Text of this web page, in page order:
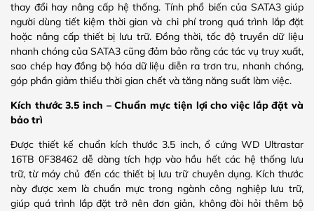
thay đổi hay nâng cấp hệ thống. Tính phổ biến của SATA3 giúp
người dùng tiết kiệm thời gian và chi phí trong quá trình lắp đặt
hoặc nâng cấp thiết bị lưu trữ. Đồng thời, tốc độ truyền dữ liệu
nhanh chóng của SATA3 cũng đảm bảo rằng các tác vụ truy xuất,
sao chép hay đồng bộ hóa dữ liệu diễn ra trơn tru, nhanh chóng,
góp phần giảm thiểu thời gian chết và tăng năng suất làm việc.
Kích thước 3.5 inch – Chuẩn mực tiện lợi cho việc lắp đặt và
bảo trì
Được thiết kế chuẩn kích thước 3.5 inch, ổ cứng WD Ultrastar
16TB 0F38462 dễ dàng tích hợp vào hầu hết các hệ thống lưu
trữ, từ máy chủ đến các thiết bị lưu trữ chuyên dụng. Kích thước
này được xem là chuẩn mực trong ngành công nghiệp lưu trữ,
giúp quá trình lắp đặt trở nên đơn giản, không đòi hỏi thêm bộ